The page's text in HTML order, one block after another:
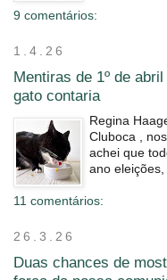
9 comentários:
1.4.26
Mentiras de 1º de
gato contaria
Regina
Cluboca ,
achei que
ano eleições,
11 comentários:
26.3.26
Duas chances de